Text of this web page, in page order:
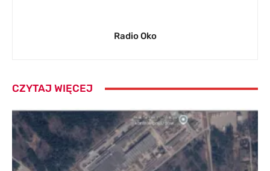
Radio Oko
CZYTAJ WIĘCEJ